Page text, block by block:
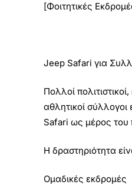
[Φοιτητικές
Jeep Safari για
Πολλοί
αθλητικοί
Safari ως μέρος του
Η δραστηριότητα
Ομαδικές εκδρομές